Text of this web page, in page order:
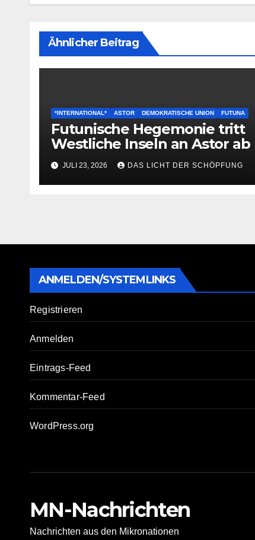
Ähnlicher Beitrag
*INTERNATIONAL* ASTOR DEMOKRATISCHE UNION FUTUNA
Futunische Hegemonie tritt
Westliche Inseln an Astor ab
JULI 23, 2026 DAS LICHT DER SCHÖPFUNG
ANMELDEN/SYSTEMLINKS
Registrieren
Anmelden
Eintrags-Feed
Kommentar-Feed
WordPress.org
MN-Nachrichten
Nachrichten aus den Mikronationen